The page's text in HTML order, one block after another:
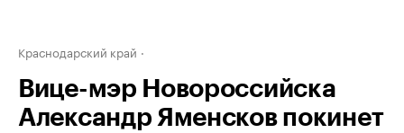
Краснодарский край
Вице-мэр Новороссийска
Александр Яменсков покинет